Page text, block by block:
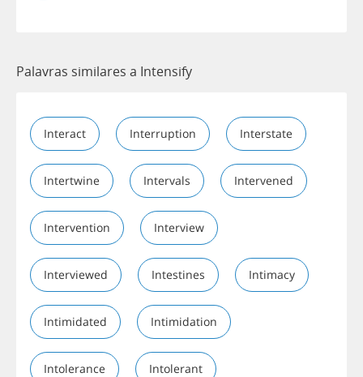
Palavras similares a Intensify
Interact Interruption Interstate
Intertwine Intervals Intervened
Intervention Interview
Interviewed Intestines Intimacy
Intimidated Intimidation
Intolerance Intolerant